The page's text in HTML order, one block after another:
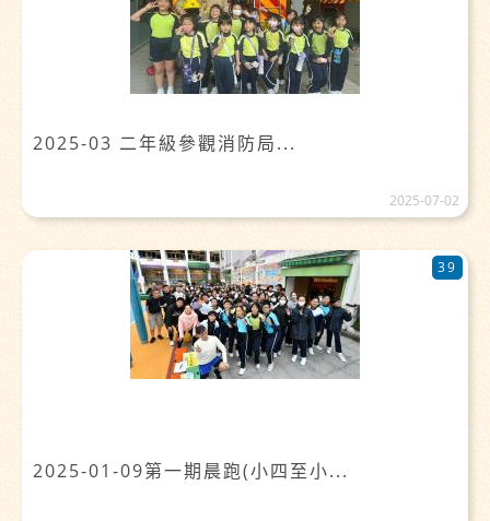
2025-03 二年級參觀消防局...
2025-07-02
2025-01-09第一期晨跑(小四至小...
39